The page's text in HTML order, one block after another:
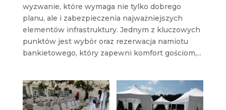
wyzwanie, które wymaga nie tylko dobrego
planu, ale i zabezpieczenia najważniejszych
elementów infrastruktury. Jednym z kluczowych
punktów jest wybór oraz rezerwacja namiotu
bankietowego, który zapewni komfort gościom,...